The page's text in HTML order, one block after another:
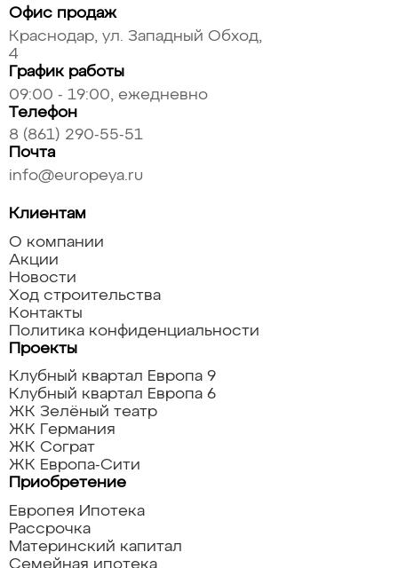
Офис продаж
Краснодар, ул. Западный Обход,
4
График работы
09:00 - 19:00, ежедневно
Телефон
8 (861) 290-55-51
Почта
info@europeya.ru
Клиентам
О компании
Акции
Новости
Ход строительства
Контакты
Политика конфиденциальности
Проекты
Клубный квартал Европа 9
Клубный квартал Европа 6
ЖК Зелёный театр
ЖК Германия
ЖК Сограт
ЖК Европа-Сити
Приобретение
Европея Ипотека
Рассрочка
Материнский капитал
Семейная ипотека